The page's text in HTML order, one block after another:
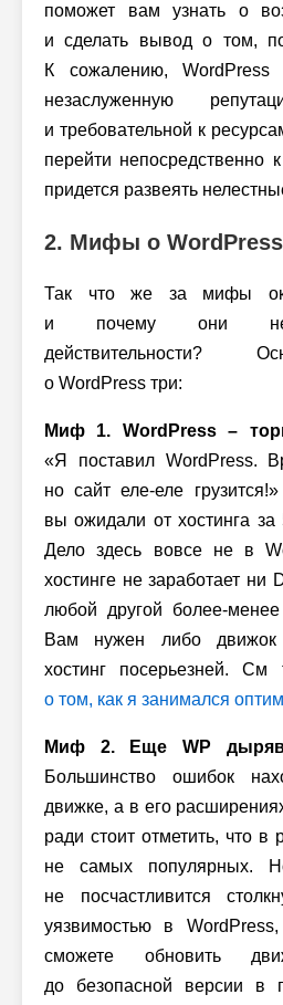
поможет вам узнать о
и сделать вывод о том,
К сожалению, WordPress
незаслуженную
и требовательной к
перейти непосредственно
придется развеять
2. Мифы о WordPress
Так что же за мифы
и почему они не
действительности?
о WordPress три:
Миф 1. WordPress –
«Я поставил WordPress.
но сайт еле-еле
вы ожидали от хостинга
Дело здесь вовсе не в
хостинге не заработает ни
любой другой более-
Вам нужен либо движок
хостинг посерьезней. См
о том, как я занимался
Миф 2. Еще WP
Большинство ошибок
движке, а в его
ради стоит отметить, что в
не самых популярных.
не посчастливится
уязвимостью в
сможете обновить
до безопасной версии в